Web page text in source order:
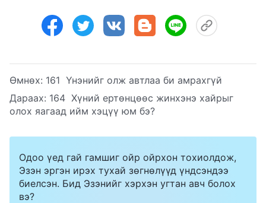
Өмнөх: 161 Үнэнийг олж автлаа би амрахгүй
Дараах: 164 Хүний ертөнцөөс жинхэнэ хайрыг
олох яагаад ийм хэцүү юм бэ?
Одоо үед гай гамшиг ойр ойрхон тохиолдож,
Эзэн эргэн ирэх тухай зөгнөлүүд үндсэндээ
биелсэн. Бид Эзэнийг хэрхэн угтан авч болох
вэ?